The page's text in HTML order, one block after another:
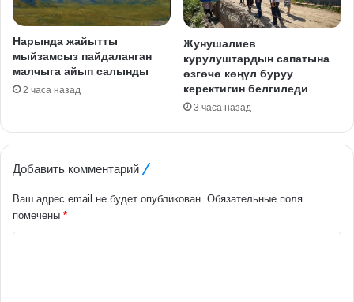
Нарында жайытты
мыйзамсыз пайдаланган
малчыга айып салынды
2 часа назад
Жунушалиев
курулуштардын сапатына
өзгөчө көңүл буруу
керектигин белгиледи
3 часа назад
Добавить комментарий
Ваш адрес email не будет опубликован. Обязательные поля
помечены *